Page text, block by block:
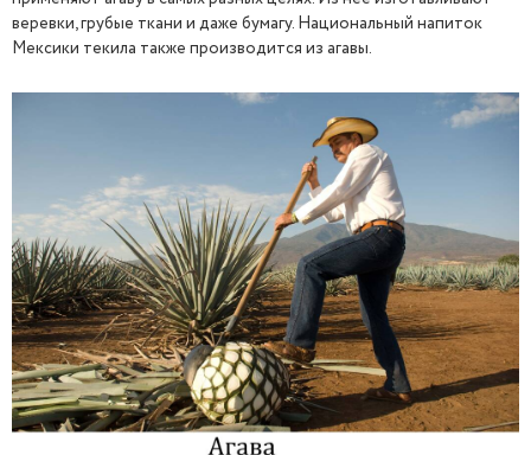
веревки, грубые ткани и даже бумагу. Национальный напиток
Мексики текила также производится из агавы.